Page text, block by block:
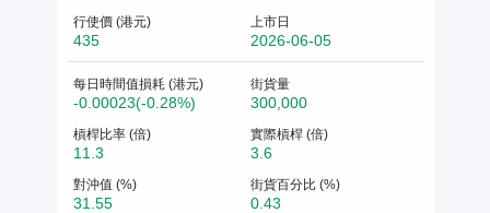
行使價 (港元)
435
上市日
2026-06-05
每日時間值損耗 (港元)
-0.00023(-0.28%)
街貨量
300,000
槓桿比率 (倍)
11.3
實際槓桿 (倍)
3.6
對沖值 (%)
31.55
街貨百分比 (%)
0.43